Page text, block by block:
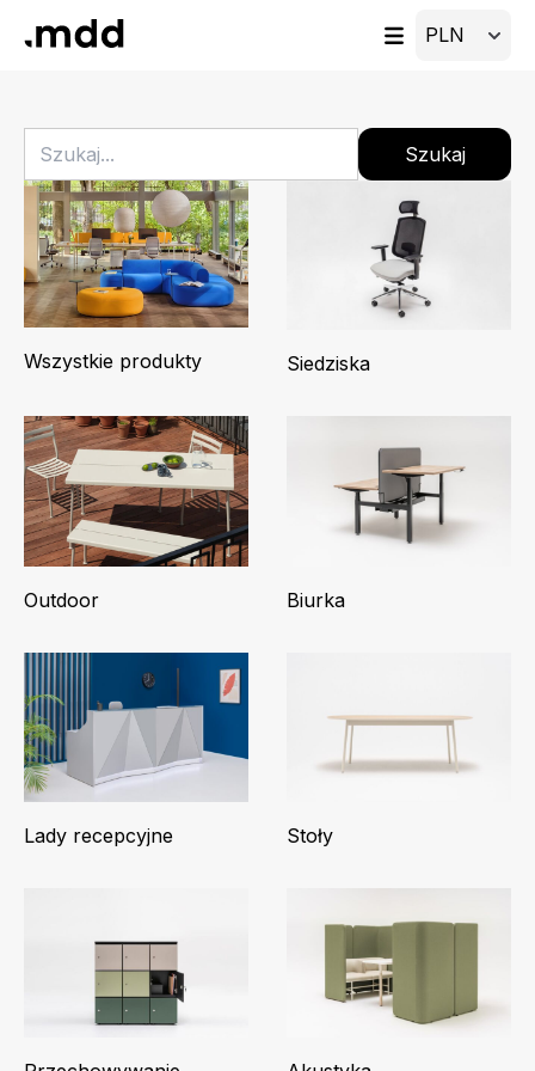
Szukaj
Wszystkie produkty Siedziska
Outdoor Biurka
Lady recepcyjne Stoły